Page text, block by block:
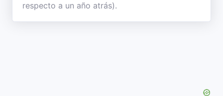
respecto a un año atrás).